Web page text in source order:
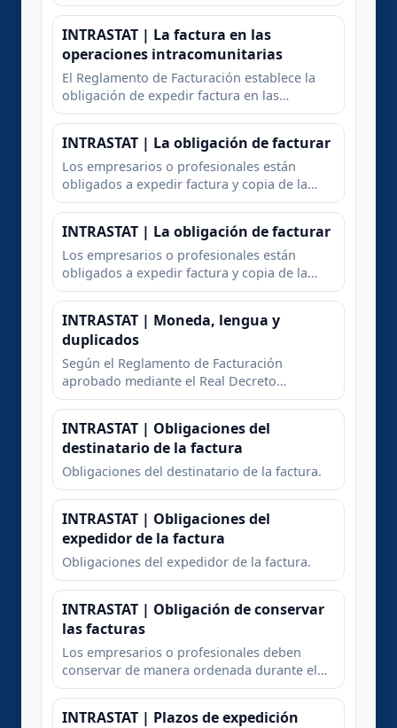
entregas intracomunitarias de bienes. En
bienes en las que haya anticipos de
cantidades a cuenta de la posterior entrega,
no se establece ninguna obligación de
facturación por las cantidades anticipadas.
INTRASTAT | La factura en las
operaciones intracomunitarias
El Reglamento de Facturación establece la
obligación de expedir factura en las
entregas intracomunitarias de bienes. En
bienes en las que haya anticipos de
cantidades a cuenta de la posterior entrega,
no se establece ninguna obligación de
facturación por las cantidades anticipadas.
INTRASTAT | La obligación de facturar
Los empresarios o profesionales están
obligados a expedir factura y copia de la
misma por las entregas de bienes y
desarrollo de su actividad.
INTRASTAT | La obligación de facturar
Los empresarios o profesionales están
obligados a expedir factura y copia de la
misma por las entregas de bienes y
desarrollo de su actividad.
INTRASTAT | Moneda, lengua y
duplicados
Según el Reglamento de Facturación
aprobado mediante el Real Decreto
1619/2012, de 30 de noviembre, los importes
expresarse en cualquier moneda, a
condición de que el importe del IVA que en
su caso se repercuta se exprese siempre en
euros.
INTRASTAT | Obligaciones del
destinatario de la factura
Obligaciones del destinatario de la factura.
INTRASTAT | Obligaciones del
expedidor de la factura
Obligaciones del expedidor de la factura.
INTRASTAT | Obligación de conservar
las facturas
Los empresarios o profesionales deben
conservar de manera ordenada durante el
plazo de general de prescripción fiscal,
INTRASTAT | Plazos de expedición